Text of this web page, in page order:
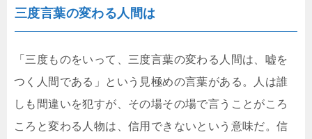
三度言葉の変わる人間は
「三度ものをいって、三度言葉の変わる人間は、嘘を
つく人間である」という見極めの言葉がある。人は誰
しも間違いを犯すが、その場その場で言うことがころ
ころと変わる人物は、信用できないという意味だ。信